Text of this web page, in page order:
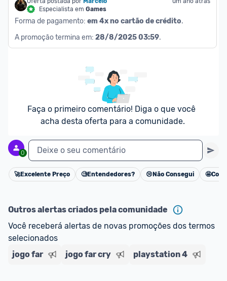
Especialista em Games
Forma de pagamento: em 4x no cartão de crédito.
A promoção termina em: 28/8/2025 03:59.
Faça o primeiro comentário! Diga o que você
acha desta oferta para a comunidade.
0 Deixe o seu comentário
Cancelar
🚀Excelente Preço 🧐Entendedores? 😢 Não Consegui 🤩
Outros alertas criados pela comunidade
Você receberá alertas de novas promoções dos termos
selecionados
jogo far
jogo far cry playstation 4